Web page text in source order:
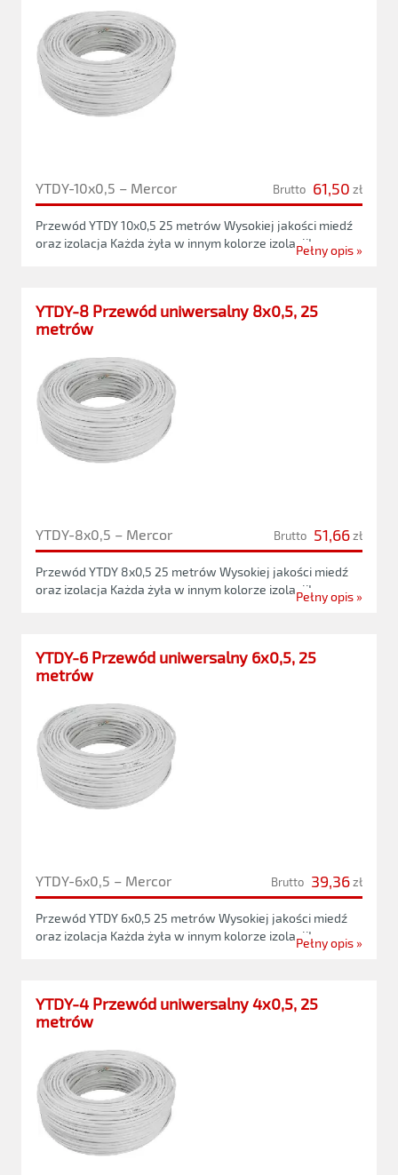
YTDY-10x0,5 – Mercor zł
61,50
Brutto
Przewód YTDY 10x0,5 25 metrów Wysokiej jakości miedź
oraz izolacja Każda żyła w innym kolorze izolacji!Pełny opis »
YTDY-8 Przewód uniwersalny 8x0,5, 25
metrów
YTDY-8x0,5 – Mercor zł
51,66
Brutto
Przewód YTDY 8x0,5 25 metrów Wysokiej jakości miedź
oraz izolacja Każda żyła w innym kolorze izolacji!Pełny opis »
YTDY-6 Przewód uniwersalny 6x0,5, 25
metrów
YTDY-6x0,5 – Mercor zł
39,36
Brutto
Przewód YTDY 6x0,5 25 metrów Wysokiej jakości miedź
oraz izolacja Każda żyła w innym kolorze izolacji!Pełny opis »
YTDY-4 Przewód uniwersalny 4x0,5, 25
metrów